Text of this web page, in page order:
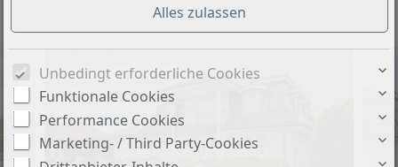
Objekt-Nr.: LS-10913
Unbedingt erforderliche Cookies
Funktionale Cookies
Performance Cookies
Marketing- / Third Party-Cookies